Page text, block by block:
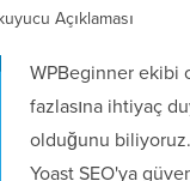
Açıklaması
WPBeginner ekibi
fazlasına ihtiyaç
olduğunu
Yoast SEO'ya